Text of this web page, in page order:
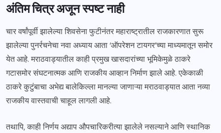
अंतिम चित्र अजून स्पष्ट नाही
चार वर्षांपूर्वी झालेल्या शिवसेना फुटीनंतर महाराष्ट्रातील राजकारणात सुरू
झालेल्या पुनर्रचनेचा नवा अध्याय आता ‘ऑपरेशन टायगर’च्या माध्यमातून समोर
येत आहे. मराठवाड्यातील काही प्रमुख खासदारांच्या भूमिकेमुळे ठाकरे
गटासमोर संघटनात्मक आणि राजकीय आव्हान निर्माण झाले आहे. एकेकाळी
ठाकरे कुटुंबाचा अभेद्य बालेकिल्ला मानल्या जाणाऱ्या मराठवाड्यात आता नव्या
राजकीय वास्तवाची चाहूल लागली आहे.
तथापि, काही निर्णय अद्याप औपचारिकरीत्या झालेले नसल्याने आणि स्थानिक